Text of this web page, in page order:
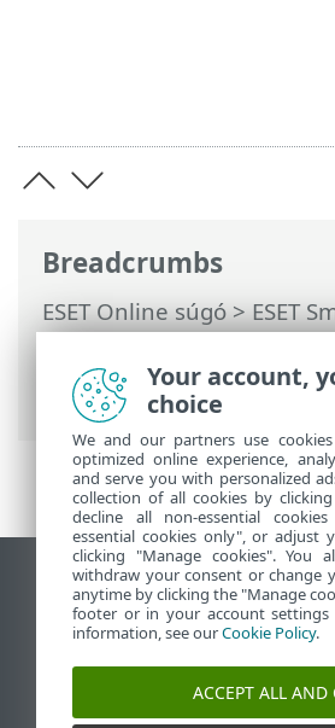
Breadcrumbs
ESET Online súgó>ESET
Premium>Telepítés>
– Telepítés > Telepítés >
Security Premium lesz
Asztali webhely
End of Life
Az ESET tudásbázisa
ESET Fórum
ESET Status Portal
Your account,
choice
We and our partners use
optimized online experience,
and serve you with personalized
collection of all cookies by
decline all non-essential
essential cookies only", or adjust
clicking "Manage cookies". You
withdraw your consent or change
anytime by clicking the "Manage
footer or in your account settings
information, see ourCookie Policy.
ACCEPT ALL AND